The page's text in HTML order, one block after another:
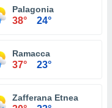
Palagonia
38° 24°
Ramacca
37° 23°
Zafferana Etnea